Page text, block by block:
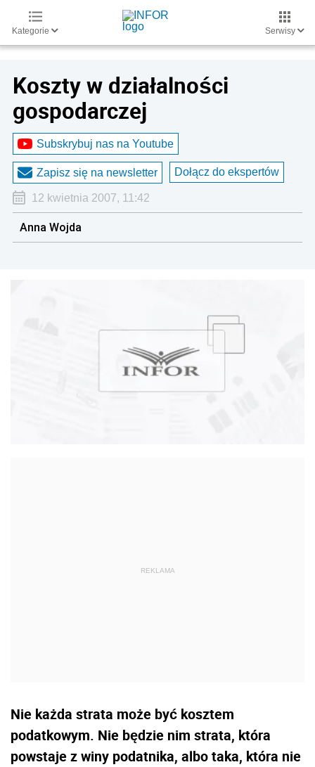
Kategorie Serwisy
Koszty w działalności
gospodarczej
Subskrybuj nas na Youtube
Zapisz się na newsletter Dołącz do ekspertów
12 kwietnia 2007, 11:42
Anna Wojda
Nie każda strata może być kosztem
podatkowym. Nie będzie nim strata, która
powstaje z winy podatnika, albo taka, która nie